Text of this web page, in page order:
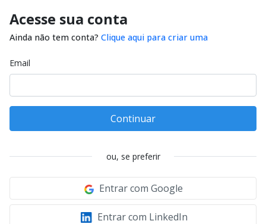
Acesse sua conta
Ainda não tem conta? Clique aqui para criar uma
Email
Continuar
ou, se preferir
Entrar com Google
Entrar com LinkedIn